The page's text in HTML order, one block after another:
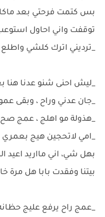
بس كتمت فرحتي بعد
توقفت واني احاول استوعب
_ترديني اترك كلشي واطلع
_ليش احنى شنو عدنا هنا
_جان عدني وراح ، وبقى
_هذولة مو اهلج ، عمج
_امي لاتحجين هيج
بهل شي، اني مااريد اعيد
بيتنا وفقدت بابا هل مرة
_عمج راح يرفع عليج